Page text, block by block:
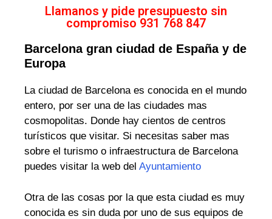
Llamanos y pide presupuesto sin
compromiso 931 768 847
Barcelona gran ciudad de España y de
Europa
La ciudad de Barcelona es conocida en el mundo
entero, por ser una de las ciudades mas
cosmopolitas. Donde hay cientos de centros
turísticos que visitar. Si necesitas saber mas
sobre el turismo o infraestructura de Barcelona
puedes visitar la web del Ayuntamiento
Otra de las cosas por la que esta ciudad es muy
conocida es sin duda por uno de sus equipos de